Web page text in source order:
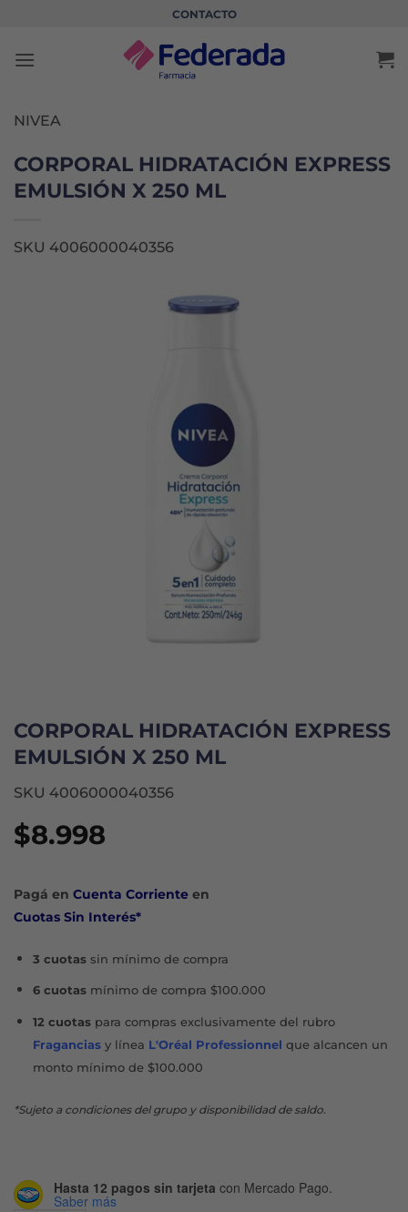
contenido
CONTACTO
NIVEA
CORPORAL HIDRATACIÓN EXPRESS
EMULSIÓN X 250 ML
SKU 4006000040356
CORPORAL HIDRATACIÓN EXPRESS
EMULSIÓN X 250 ML
SKU 4006000040356
$8.998
Pagá en Cuenta Corriente en
Cuotas Sin Interés*
3 cuotassin mínimo de compra
6 cuotasmínimo de compra $100.000
12 cuotaspara compras exclusivamente del rubro
Fraganciasy línea L'Oréal Professionnel que alcancen un
monto mínimo de $100.000
*Sujeto a condiciones del grupo y disponibilidad de saldo.
Hasta 12 pagos sin tarjeta con Mercado Pago.
Saber más